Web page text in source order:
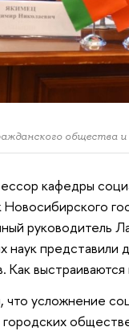
общества
кафедры
Новосибирского
руководитель
наук
Как
усложнение